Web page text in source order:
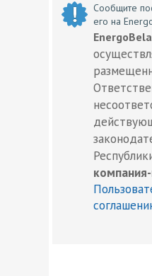
Сообщите
его на